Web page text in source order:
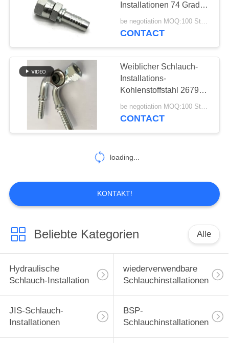
Metrische
Schlauchadapter
33
hydraulische
99
Gleitringdichtungen
96
Installationen 74 Grad-
Kegel-Dichtung 26711D
be negotiation MOQ:100 Stücke
CONTACT
Weiblicher Schlauch-
Installations-
Kohlenstoffstahl 26791
Jic hydraulischer
be negotiation MOQ:100 Stücke
CONTACT
loading...
KONTAKT!
Beliebte Kategorien Alle
Hydraulische
Schlauch-Installation
wiederverwendbare
Schlauchinstallationen
JIS-Schlauch-
Installationen
BSP-
Schlauchinstallationen